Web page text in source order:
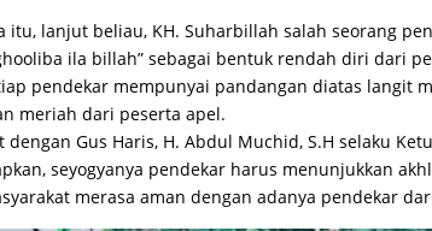
itu, lanjut beliau, KH. Suharbillah salah seorang
ila billah” sebagai bentuk rendah diri dari
pendekar mempunyai pandangan diatas langit
meriah dari peserta apel.
dengan Gus Haris, H. Abdul Muchid, S.H selaku
seyogyanya pendekar harus menunjukkan
merasa aman dengan adanya pendekar